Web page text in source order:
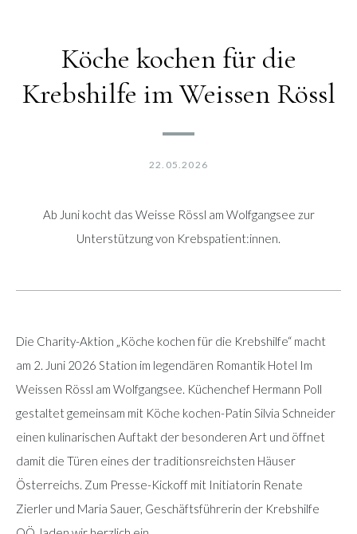
Köche kochen für die
Krebshilfe im Weissen Rössl
22.05.2026
Ab Juni kocht das Weisse Rössl am Wolfgangsee zur
Unterstützung von Krebspatient:innen.
Die Charity-Aktion „Köche kochen für die Krebshilfe“ macht
am 2. Juni 2026 Station im legendären Romantik Hotel Im
Weissen Rössl am Wolfgangsee. Küchenchef Hermann Poll
gestaltet gemeinsam mit Köche kochen-Patin Silvia Schneider
einen kulinarischen Auftakt der besonderen Art und öffnet
damit die Türen eines der traditionsreichsten Häuser
Österreichs. Zum Presse-Kickoff mit Initiatorin Renate
Zierler und Maria Sauer, Geschäftsführerin der Krebshilfe